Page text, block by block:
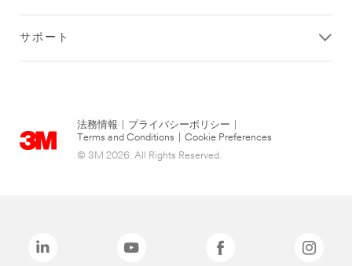
サポート
法務情報 プライバシーポリシー
Terms and Conditions
Cookie Preferences
© 3M 2026. All Rights Reserved.